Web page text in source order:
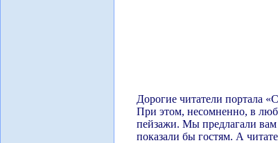
Дорогие читатели портала
При этом, несомненно, в
пейзажи. Мы предлагали вам
показали бы гостям. А